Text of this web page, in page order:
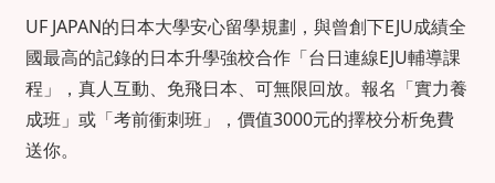
UF JAPAN的日本大學安心留學規劃，與曾創下EJU成績全
國最高的記錄的日本升學強校合作「台日連線EJU輔導課
程」，真人互動、免飛日本、可無限回放。報名「實力養
成班」或「考前衝刺班」，價值3000元的擇校分析免費
送你。